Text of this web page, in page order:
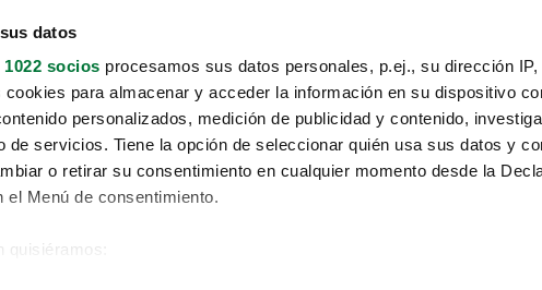
datos
socios procesamos sus datos personales, p.ej., su dirección IP,
para almacenar y acceder la información en su dispositivo
personalizados, medición de publicidad y contenido,
de servicios. Tiene la opción de seleccionar quién usa sus datos y
o retirar su consentimiento en cualquier momento desde la
el Menú de consentimiento.